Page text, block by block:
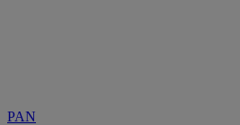
PAN